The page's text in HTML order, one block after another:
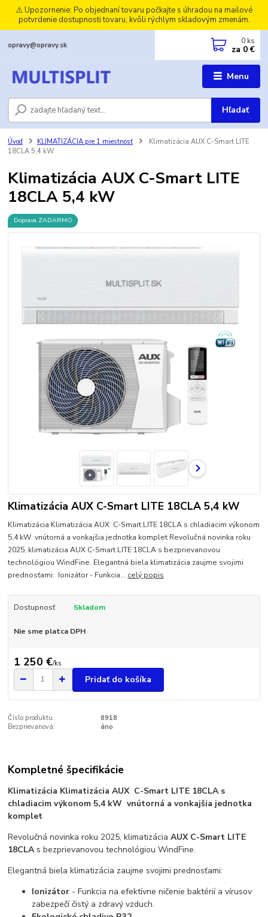
⚠️ Upozornenie: Po objednaní tovaru počkajte s úhradou na mailové
potvrdenie dostupnosti tovaru, kvôli rýchlym skladovým zmenám.
Menu
Hľadať
opravy@opravy.sk 0 ks
za 0 €
Úvod KLIMATIZÁCIA pre 1 miestnosť
Klimatizácia AUX C-Smart LITE
18CLA 5,4 kW
Klimatizácia AUX C-Smart LITE
18CLA 5,4 kW
Doprava ZADARMO
Klimatizácia AUX C-Smart LITE 18CLA 5,4 kW
Klimatizácia Klimatizácia AUX C-Smart LITE 18CLA s chladiacim výkonom
5,4 kW vnútorná a vonkajšia jednotka komplet Revolučná novinka roku
2025, klimatizácia AUX C-Smart LITE 18CLA s bezprievanovou
technológiou WindFine. Elegantná biela klimatizácia zaujme svojimi
prednosťami: Ionizátor - Funkcia... celý popis
Dostupnosť Skladom
Nie sme platca DPH
1 250 €/ks
Pridať do košíka
Číslo produktu:
8918
Bezprievanová:
áno
Kompletné špecifikácie
Klimatizácia Klimatizácia AUX C-Smart LITE 18CLA s
chladiacim výkonom 5,4 kWvnútorná a vonkajšia jednotka
komplet
Revolučná novinka roku 2025, klimatizáciaAUX C-Smart LITE
18CLA s bezprievanovou technológiou WindFine.
Elegantná biela klimatizácia zaujme svojimi prednosťami:
Ionizátor - Funkcia na efektívne ničenie baktérií a vírusov
zabezpečí čistý a zdravý vzduch.